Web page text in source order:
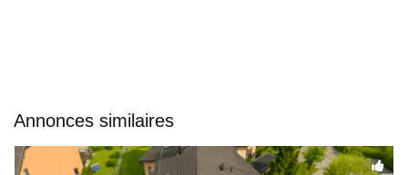
Annonces similaires